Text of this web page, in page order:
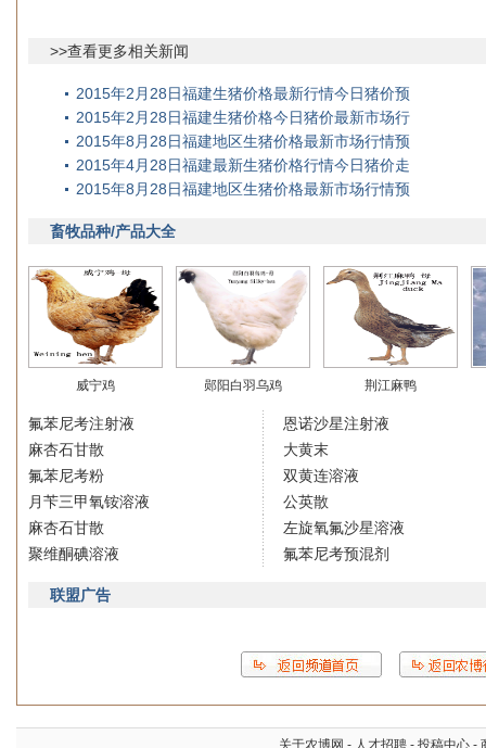
>>查看更多相关新闻
2015年2月28日福建生猪价格最新行情今日猪价预
2015年2月28日福建生猪价格今日猪价最新市场行
2015年8月28日福建地区生猪价格最新市场行情预
2015年4月28日福建最新生猪价格行情今日猪价走
2015年8月28日福建地区生猪价格最新市场行情预
畜牧品种/产品大全
威宁鸡 郧阳白羽乌鸡 荆江麻鸭
氟苯尼考注射液
麻杏石甘散
氟苯尼考粉
月苄三甲氧铵溶液
麻杏石甘散
聚维酮碘溶液
恩诺沙星注射液
大黄末
双黄连溶液
公英散
左旋氧氟沙星溶液
氟苯尼考预混剂
联盟广告
关于农博网 - 人才招聘 - 投稿中心 -